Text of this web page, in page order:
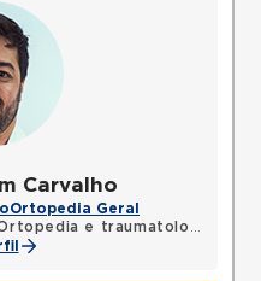
Carvalho
Ortopedia Geral
e traumatologia